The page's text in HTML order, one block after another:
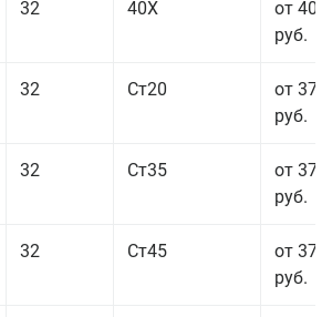
32 40Х
от 40
руб.
32 Ст20
от 37
руб.
32 Ст35
от 37
руб.
32 Ст45
от 37
руб.